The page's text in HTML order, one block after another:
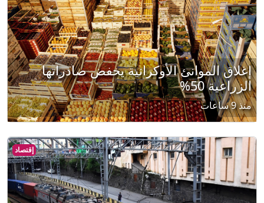
إغلاق الموانئ الأوكرانية يخفض صادراتها
الزراعية 50%
منذ 9 ساعات
إقتصاد